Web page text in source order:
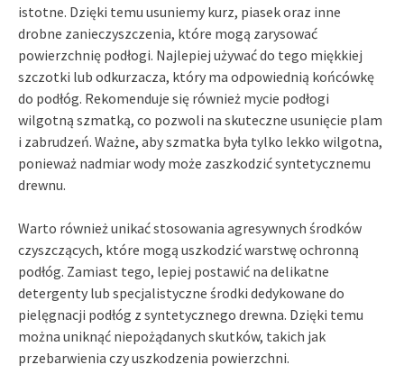
istotne. Dzięki temu usuniemy kurz, piasek oraz inne
drobne zanieczyszczenia, które mogą zarysować
powierzchnię podłogi. Najlepiej używać do tego miękkiej
szczotki lub odkurzacza, który ma odpowiednią końcówkę
do podłóg. Rekomenduje się również mycie podłogi
wilgotną szmatką, co pozwoli na skuteczne usunięcie plam
i zabrudzeń. Ważne, aby szmatka była tylko lekko wilgotna,
ponieważ nadmiar wody może zaszkodzić syntetycznemu
drewnu.
Warto również unikać stosowania agresywnych środków
czyszczących, które mogą uszkodzić warstwę ochronną
podłóg. Zamiast tego, lepiej postawić na delikatne
detergenty lub specjalistyczne środki dedykowane do
pielęgnacji podłóg z syntetycznego drewna. Dzięki temu
można uniknąć niepożądanych skutków, takich jak
przebarwienia czy uszkodzenia powierzchni.